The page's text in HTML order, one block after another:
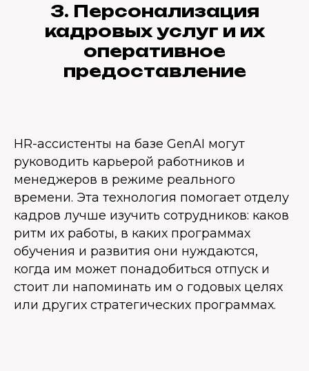
3. Персонализация
кадровых услуг и их
оперативное
предоставление
HR-ассистенты на базе GenAI могут
руководить карьерой работников и
менеджеров в режиме реального
времени. Эта технология помогает отделу
кадров лучше изучить сотрудников: каков
ритм их работы, в каких программах
обучения и развития они нуждаются,
когда им может понадобиться отпуск и
стоит ли напоминать им о годовых целях
или других стратегических программах.